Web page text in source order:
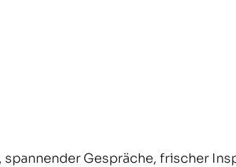
spannender Gespräche, frischer